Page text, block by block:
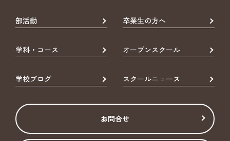
部活動 卒業生の方へ
学科・コース オープンスクール
学校ブログ スクールニュース
お問合せ